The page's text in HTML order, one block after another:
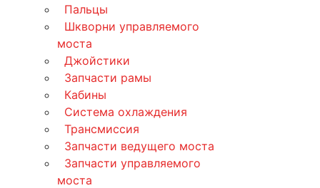
Пальцы
Шкворни управляемого
моста
Джойстики
Запчасти рамы
Кабины
Система охлаждения
Трансмиссия
Запчасти ведущего моста
Запчасти управляемого
моста